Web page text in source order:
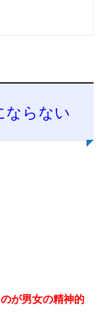
ならない
が男女の精神的